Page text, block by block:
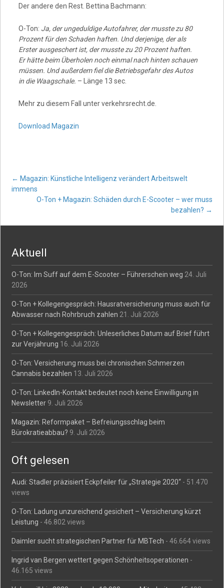
Der andere den Rest. Bettina Bachmann:
O-Ton: Ja, der ungeduldige Autofahrer, der musste zu 80
Prozent für den Schaden haften. Und derjenige, der als
Erster ausgeschert ist, der musste zu 20 Prozent haften.
Er hätte beim Überholen noch einmal nach hinten schauen
müssen. Und außerdem fiel die Betriebsgefahr des Autos
in die Waagschale. – Länge 13 sec.
Mehr zu diesem Fall unter verkehrsrecht.de.
Download Magazin
Post
navigation
← Magazin: Künstliche Intelligenz verändert Arbeitswelt
immens
O-Ton + Magazin: Schäden durch E-Scooter – wer muss
bezahlen? →
Aktuell
O-Ton: Im Suff auf dem E-Scooter – Führerschein weg 24. Juli
2026
O-Ton + Kollegengespräch: Hausratversicherung muss auch für
Abwasser nach Rohrbruch zahlen 21. Juli 2026
O-Ton + Kollegengespräch: Unleserliches Datum auf Brief führt
zur Verjährung 16. Juli 2026
O-Ton: Versicherung muss bei chronischen Schmerzen
Cannabis bezahlen 13. Juli 2026
O-Ton: LinkedIn-Kontakt bedeutet noch keine Einwilligung in
Newsletter 9. Juli 2026
Magazin: Reformpaket – Befreiungsschlag beim
Bürokratieabbau? 9. Juli 2026
Oft gelesen
Audi: Stadler präzisiert Eckpfeiler für „Strategie 2020“ - 51.470
views
O-Ton: Ladung unzureichend gesichert – Versicherung kürzt
Leistung - 46.802 views
Daimler sucht strategischen Partner für MBTech - 46.664 views
Ingrid van Bergen wettert gegen Schönheitsoperationen -
46.165 views